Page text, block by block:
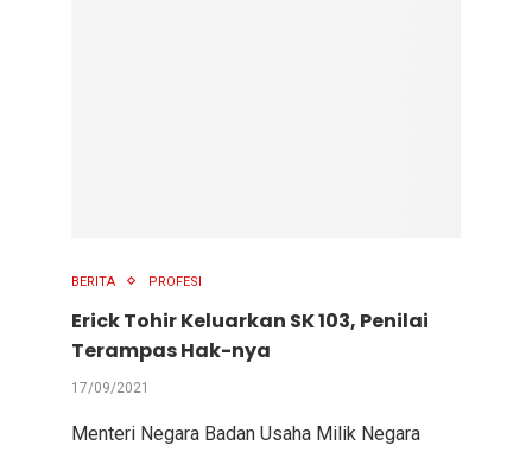
BERITA PROFESI
Erick Tohir Keluarkan SK 103, Penilai
Terampas Hak-nya
17/09/2021
Menteri Negara Badan Usaha Milik Negara